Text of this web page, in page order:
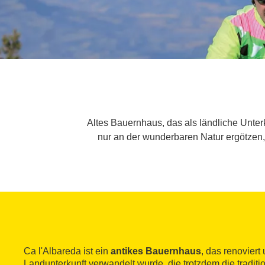
Altes Bauernhaus, das als ländliche
nur an der wunderbaren Natur
Ca l'Albareda ist ein antikes Bauernhaus, das renoviert